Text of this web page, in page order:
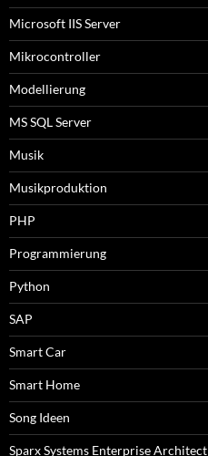
Microsoft IIS Server
Mikrocontroller
Modellierung
MS SQL Server
Musik
Musikproduktion
PHP
Programmierung
Python
SAP
Smart Car
Smart Home
Song Ideen
Sparx Systems Enterprise Architect